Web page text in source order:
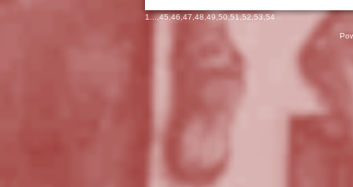
1 ...,45,46,47,48,49,50,51,52,53,54